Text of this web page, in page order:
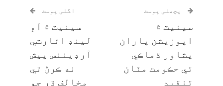
پچھلی پوسٹ
سينيٽ ۾
اپوزيشن پاران
پشاور ڌماڪي
تي حڪومت مٿان
تنقيد
اگلی پوسٹ
سينيٽ ۾ آءِ
لينڊ اٿارٽي
آرڊيننس پيش
نه ڪرڻ تي
مخالف ڌر جو